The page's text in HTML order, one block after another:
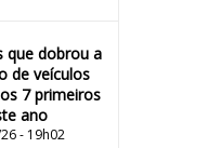
que dobrou a
de veículos
7 primeiros
ano
- 19h02